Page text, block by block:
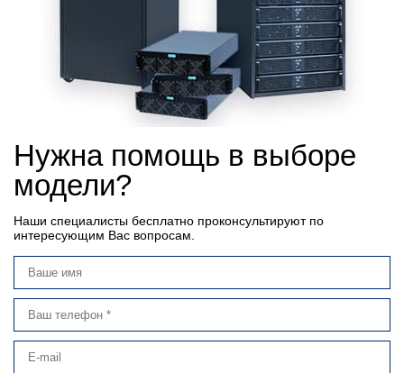
Нужна помощь в выборе
модели?
Наши специалисты бесплатно проконсультируют по
интересующим Вас вопросам.